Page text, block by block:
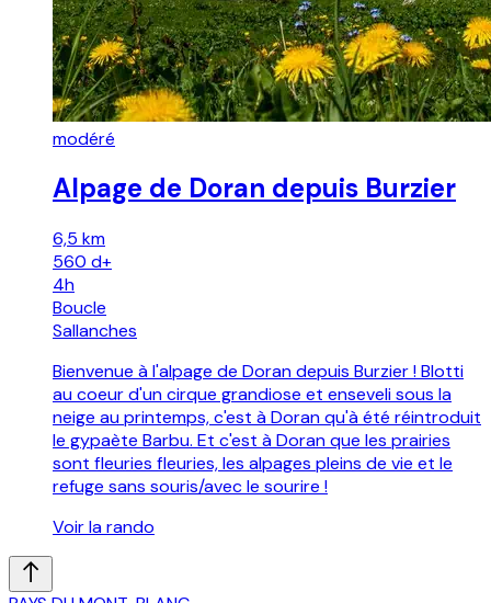
modéré
Alpage de Doran depuis Burzier
6,5 km
560 d+
4h
Boucle
Sallanches
Bienvenue à l'alpage de Doran depuis Burzier ! Blotti
au coeur d'un cirque grandiose et enseveli sous la
neige au printemps, c'est à Doran qu'à été réintroduit
le gypaète Barbu. Et c'est à Doran que les prairies
sont fleuries fleuries, les alpages pleins de vie et le
refuge sans souris/avec le sourire !
Voir la rando